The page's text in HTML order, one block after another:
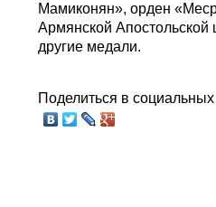
Мамиконян», орден
Армянской
другие медали.
Поделиться в социальных